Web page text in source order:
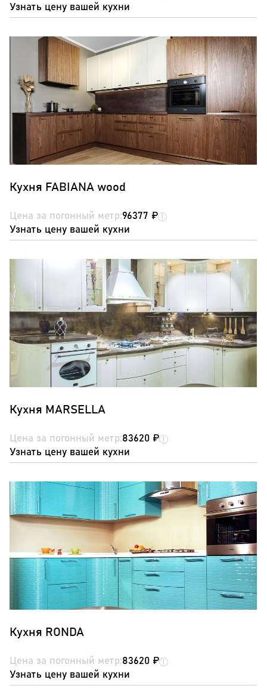
Узнать цену вашей кухни
Кухня FABIANA wood
Цена за погонный метр:96377 ₽
Узнать цену вашей кухни
Кухня MARSELLA
Цена за погонный метр:83620 ₽
Узнать цену вашей кухни
Кухня RONDA
Цена за погонный метр:83620 ₽
Узнать цену вашей кухни